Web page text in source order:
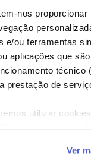
nos proporcionar
e/ou ferramentas
aplicações que
técnico
prestação de
utilizar
de
Ver
encontrar informação
e faça "Like" nos
através da